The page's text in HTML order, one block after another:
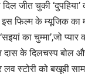
जीत चुकी
इस फिल्म के म्यूजिक
का चुम्मा’,जो
के दिलचस्प बोल
स्टोरी को बखूबी